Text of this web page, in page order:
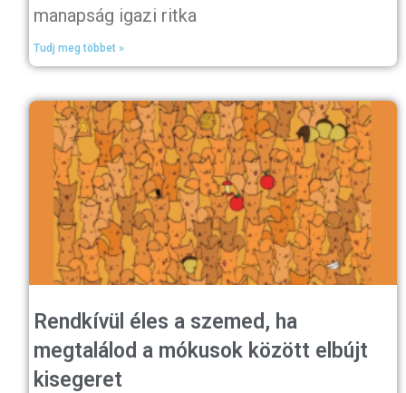
manapság igazi ritka
Tudj meg többet »
Rendkívül éles a szemed, ha
megtalálod a mókusok között elbújt
kisegeret